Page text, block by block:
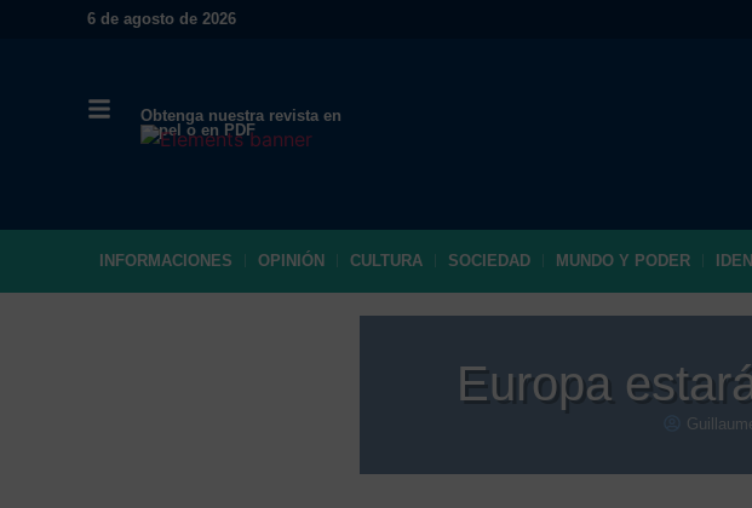
6 de agosto de 2026
Obtenga nuestra revista en
papel o en PDF
INFORMACIONES OPINIÓN CULTURA SOCIEDAD MUNDO Y PODER
Europa